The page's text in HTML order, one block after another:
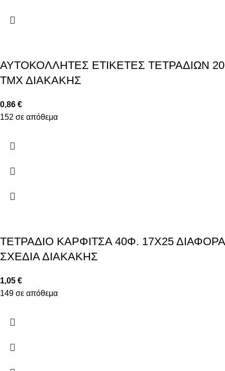
ΑΥΤΟΚΟΛΛΗΤΕΣ ΕΤΙΚΕΤΕΣ ΤΕΤΡΑΔΙΩΝ 20
ΤΜΧ ΔΙΑΚΑΚΗΣ
0,86 €
152 σε απόθεμα
ΤΕΤΡΑΔΙΟ ΚΑΡΦΙΤΣΑ 40Φ. 17Χ25 ΔΙΑΦΟΡΑ
ΣΧΕΔΙΑ ΔΙΑΚΑΚΗΣ
1,05 €
149 σε απόθεμα